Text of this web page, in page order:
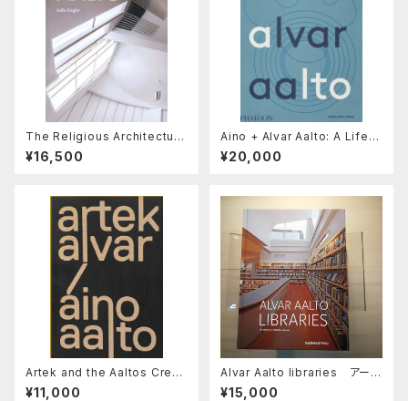
The Religious Architecture
of Alvar, Aino and Elissa A
alto
¥16,500
Aino + Alvar Aalto: A Life T
ogether
¥20,000
Artek and the Aaltos Creati
ng a Modern World
¥11,000
Alvar Aalto libraries アール
トの図書館
¥15,000